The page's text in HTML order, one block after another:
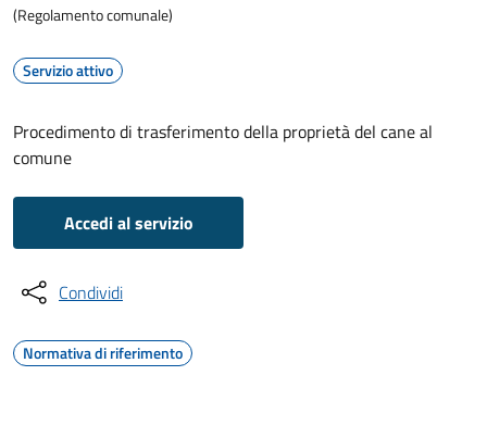
(Regolamento comunale)
Servizio attivo
Procedimento di trasferimento della proprietà del cane al
comune
Accedi al servizio
Condividi
Normativa di riferimento